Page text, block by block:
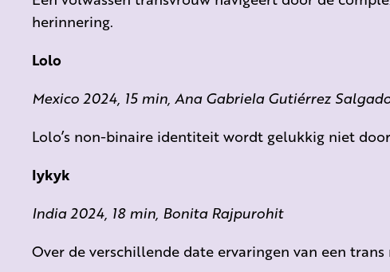
herinnering.
Lolo
Mexico 2024, 15 min, Ana Gabriela Gutiérrez
Lolo’s non-binaire identiteit wordt gelukkig niet
Iykyk
India 2024, 18 min, Bonita Rajpurohit
Over de verschillende date ervaringen van een